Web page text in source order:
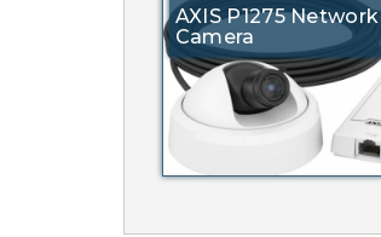
AXIS P1275 Network
Camera